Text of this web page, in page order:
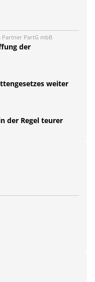
Partner PartG mbB
der
weiter
der Regel teurer